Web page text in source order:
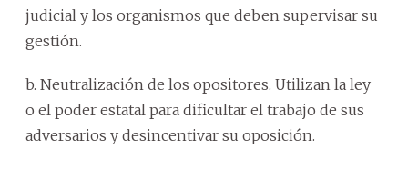
judicial y los organismos que deben supervisar su
gestión.
b. Neutralización de los opositores. Utilizan la ley
o el poder estatal para dificultar el trabajo de sus
adversarios y desincentivar su oposición.